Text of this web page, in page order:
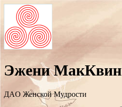
Эжени МакКвин
ДAO Женской Мудрости